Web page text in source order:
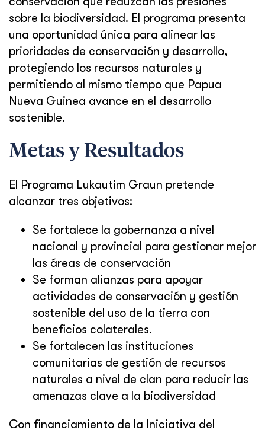
sobre la biodiversidad. El programa presenta
una oportunidad única para alinear las
prioridades de conservación y desarrollo,
protegiendo los recursos naturales y
permitiendo al mismo tiempo que Papua
Nueva Guinea avance en el desarrollo
sostenible.
Metas y Resultados
El Programa Lukautim Graun pretende
alcanzar tres objetivos:
Se fortalece la gobernanza a nivel
nacional y provincial para gestionar mejor
las áreas de conservación
Se forman alianzas para apoyar
actividades de conservación y gestión
sostenible del uso de la tierra con
beneficios colaterales.
Se fortalecen las instituciones
comunitarias de gestión de recursos
naturales a nivel de clan para reducir las
amenazas clave a la biodiversidad
Con financiamiento de la Iniciativa del